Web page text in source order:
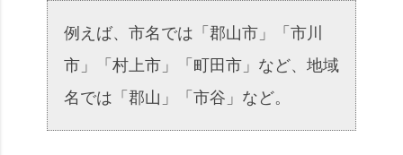
例えば、市名では「郡山市」「市川
市」「村上市」「町田市」など、地域
名では「郡山」「市谷」など。